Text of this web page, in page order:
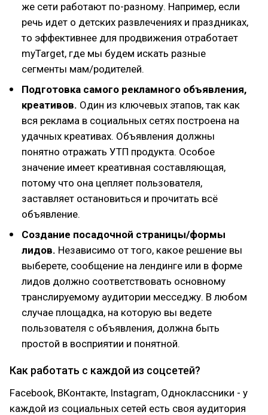
же сети работают по-разному. Например, если
речь идет о детских развлечениях и праздниках,
то эффективнее для продвижения отработает
myTarget, где мы будем искать разные
сегменты мам/родителей.
Подготовка самого рекламного объявления,
креативов. Один из ключевых этапов, так как
вся реклама в социальных сетях построена на
удачных креативах. Объявления должны
понятно отражать УТП продукта. Особое
значение имеет креативная составляющая,
потому что она цепляет пользователя,
заставляет остановиться и прочитать всё
объявление.
Создание посадочной страницы/формы
лидов. Независимо от того, какое решение вы
выберете, сообщение на лендинге или в форме
лидов должно соответствовать основному
транслируемому аудитории месседжу. В любом
случае площадка, на которую вы ведете
пользователя с объявления, должна быть
простой в восприятии и понятной.
Как работать с каждой из соцсетей?
Facebook, ВКонтакте, Instagram, Одноклассники - у
каждой из социальных сетей есть своя аудитория